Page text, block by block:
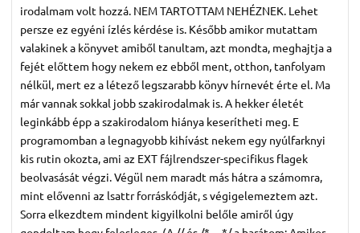
irodalmam volt hozzá. NEM TARTOTTAM NEHÉZNEK. Lehet
persze ez egyéni ízlés kérdése is. Később amikor mutattam
valakinek a könyvet amiből tanultam, azt mondta, meghajtja a
fejét előttem hogy nekem ez ebből ment, otthon, tanfolyam
nélkül, mert ez a létező legszarabb könyv hírnevét érte el. Ma
már vannak sokkal jobb szakirodalmak is. A hekker életét
leginkább épp a szakirodalom hiánya keserítheti meg. E
programomban a legnagyobb kihívást nekem egy nyúlfarknyi
kis rutin okozta, ami az EXT fájlrendszer-specifikus flagek
beolvasását végzi. Végül nem maradt más hátra a számomra,
mint elővenni az lsattr forráskódját, s végigelemeztem azt.
Sorra elkezdtem mindent kigyilkolni belőle amiről úgy